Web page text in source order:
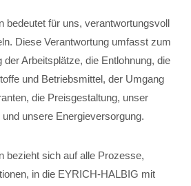
bedeutet für uns, verantwortungsvoll
Diese Verantwortung umfasst zum
der Arbeitsplätze, die Entlohnung, die
und Betriebsmittel, der Umgang
die Preisgestaltung, unser
unsere Energieversorgung.
bezieht sich auf alle Prozesse,
in die EYRICH-HALBIG mit